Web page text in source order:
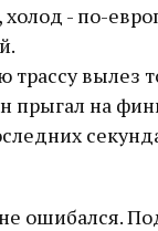
- по-
вылез
прыгал на
ошибался.